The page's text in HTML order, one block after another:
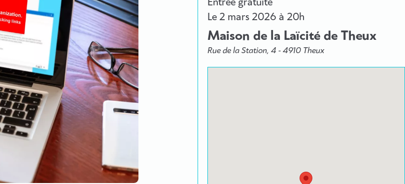
Entrée gratuite
Le 2 mars 2026 à 20h
Maison de la Laïcité de Theux
Rue de la Station, 4 - 4910 Theux